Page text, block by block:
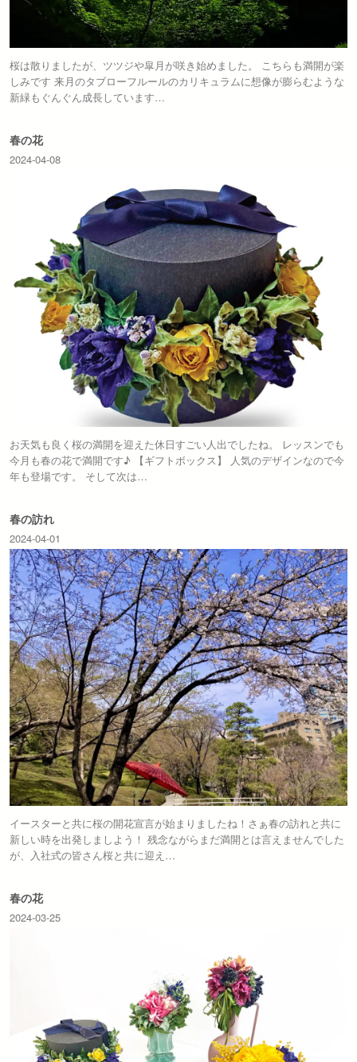
桜は散りましたが、ツツジや皐月が咲き始めました。 こちらも満開が楽
しみです 来月のタブローフルールのカリキュラムに想像が膨らむような
新緑もぐんぐん成長しています…
春の花
2024-04-08
お天気も良く桜の満開を迎えた休日すごい人出でしたね。 レッスンでも
今月も春の花で満開です♪ 【ギフトボックス】 人気のデザインなので今
年も登場です。 そして次は…
春の訪れ
2024-04-01
イースターと共に桜の開花宣言が始まりましたね！さぁ春の訪れと共に
新しい時を出発しましよう！ 残念ながらまだ満開とは言えませんでした
が、入社式の皆さん桜と共に迎え…
春の花
2024-03-25